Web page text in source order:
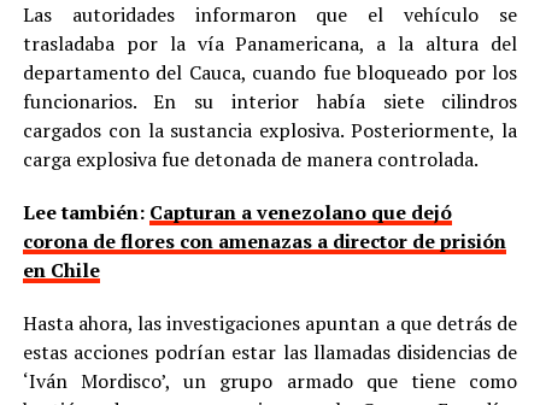
Las autoridades informaron que el vehículo se
trasladaba por la vía Panamericana, a la altura del
departamento del Cauca, cuando fue bloqueado por los
funcionarios. En su interior había siete cilindros
cargados con la sustancia explosiva. Posteriormente, la
carga explosiva fue detonada de manera controlada.
Lee también: Capturan a venezolano que dejó
corona de flores con amenazas a director de prisión
en Chile
Hasta ahora, las investigaciones apuntan a que detrás de
estas acciones podrían estar las llamadas disidencias de
‘Iván Mordisco’, un grupo armado que tiene como